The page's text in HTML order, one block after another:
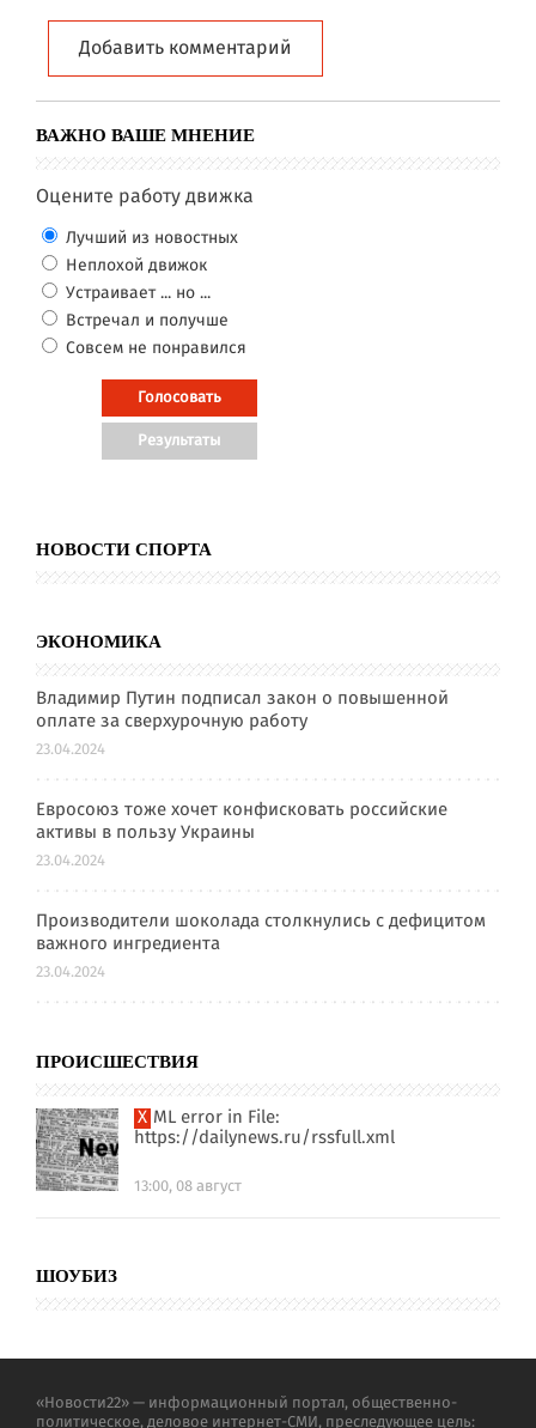
Добавить комментарий
ВАЖНО ВАШЕ МНЕНИЕ
Оцените работу движка
Лучший из новостных
Неплохой движок
Устраивает ... но ...
Встречал и получше
Совсем не понравился
НОВОСТИ СПОРТА
ЭКОНОМИКА
Владимир Путин подписал закон о повышенной
оплате за сверхурочную работу
23.04.2024
Евросоюз тоже хочет конфисковать российские
активы в пользу Украины
23.04.2024
Производители шоколада столкнулись с дефицитом
важного ингредиента
23.04.2024
ПРОИСШЕСТВИЯ
XML error in File:
https://dailynews.ru/rssfull.xml
13:00, 08 август
ШОУБИЗ
«Новости22» — информационный портал, общественно-